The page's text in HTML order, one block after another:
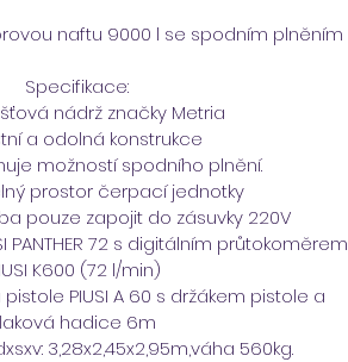
naftu 9000 l se spodním plněním
Specifikace:
nádrž značky Metria
a odolná konstrukce
možností spodního plnění.
prostor čerpací jednotky
pouze zapojit do zásuvky 220V
PANTHER 72 s digitálním průtokoměrem
K600 (72 l/min)
PIUSI A 60 s držákem pistole a
hadice 6m
3,28x2,45x2,95m,váha 560kg.